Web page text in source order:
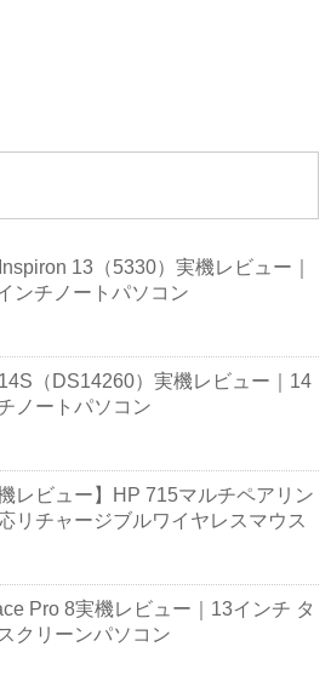
13（5330）実機レビュー｜
ンチノートパソコン
（DS14260）実機レビュー｜14
ノートパソコン
機レビュー】HP 715マルチペアリン
リチャージブルワイヤレスマウス
Pro 8実機レビュー｜13インチ タ
クリーンパソコン